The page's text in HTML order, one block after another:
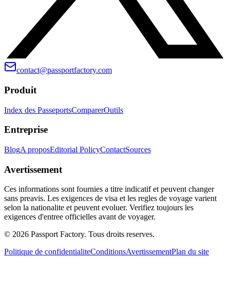
contact@passportfactory.com
Produit
Index des PasseportsComparerOutils
Entreprise
BlogA proposEditorial PolicyContactSources
Avertissement
Ces informations sont fournies a titre indicatif et peuvent changer
sans preavis. Les exigences de visa et les regles de voyage varient
selon la nationalite et peuvent evoluer. Verifiez toujours les
exigences d'entree officielles avant de voyager.
© 2026 Passport Factory. Tous droits reserves.
Politique de confidentialiteConditionsAvertissementPlan du site